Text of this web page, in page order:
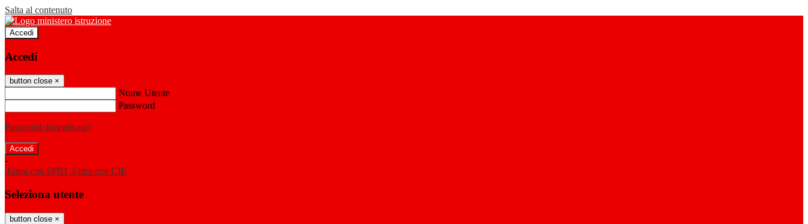
Salta al contenuto
Accedi
Accedi
button close ×
Nome Utente
Password
Password dimenticata?
-
Entra con SPID Entra con CIE
Seleziona utente
button close ×